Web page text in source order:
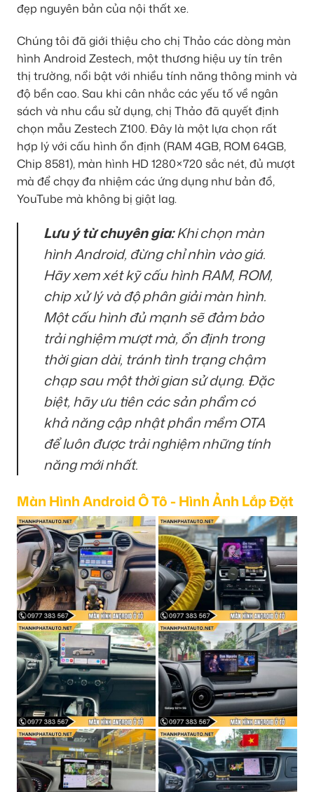
đẹp nguyên bản của nội thất xe.
Chúng tôi đã giới thiệu cho chị Thảo các dòng màn
hình Android Zestech, một thương hiệu uy tín trên
thị trường, nổi bật với nhiều tính năng thông minh và
độ bền cao. Sau khi cân nhắc các yếu tố về ngân
sách và nhu cầu sử dụng, chị Thảo đã quyết định
chọn mẫu Zestech Z100. Đây là một lựa chọn rất
hợp lý với cấu hình ổn định (RAM 4GB, ROM 64GB,
Chip 8581), màn hình HD 1280×720 sắc nét, đủ mượt
mà để chạy đa nhiệm các ứng dụng như bản đồ,
YouTube mà không bị giật lag.
Lưu ý từ chuyên gia:Khi chọn màn
hình Android, đừng chỉ nhìn vào giá.
Hãy xem xét kỹ cấu hình RAM, ROM,
chip xử lý và độ phân giải màn hình.
Một cấu hình đủ mạnh sẽ đảm bảo
trải nghiệm mượt mà, ổn định trong
thời gian dài, tránh tình trạng chậm
chạp sau một thời gian sử dụng. Đặc
biệt, hãy ưu tiên các sản phẩm có
khả năng cập nhật phần mềm OTA
để luôn được trải nghiệm những tính
năng mới nhất.
Màn Hình Android Ô Tô - Hình Ảnh Lắp Đặt